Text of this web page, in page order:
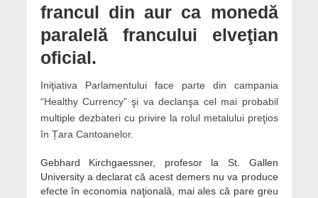
francul din aur ca monedă
paralelă francului elveţian
oficial.
Iniţiativa Parlamentului face parte din campania
“Healthy Currency” şi va declanşa cel mai probabil
multiple dezbateri cu privire la rolul metalului preţios
în Țara Cantoanelor.
Gebhard Kirchgaessner, profesor la St. Gallen
University a declarat că acest demers nu va produce
efecte în economia naţională, mai ales că pare greu